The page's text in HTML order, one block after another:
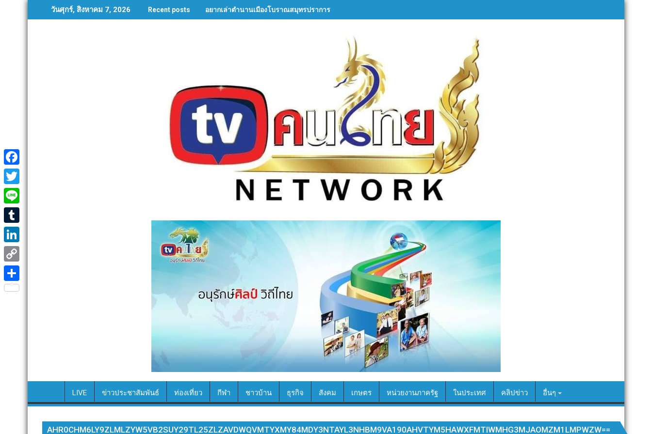
to
วันศุกร์, สิงหาคม 7, 2026 Recent posts อยากเล่าตำนานเมืองโบราณสมุทรปราการ
LIVE ข่าวประชาสัมพันธ์ ท่องเที่ยว กีฬา ชาวบ้าน ธุรกิจ สังคม เกษตร หน่วยงานภาครัฐ ในประเทศ คลิปข่าว อื่นๆ
AHR0CHM6LY9ZLMLZYW5VB2SUY29TL25ZLZAVDWQVMTYXMY84MDY3NTAYL3NHBM9VA190AHVTYM5HAWXFMTIWMHG3MJAOMZM1LMPWZW==
F
a
c
e
b
o
o
k
T
w
i
t
t
e
r
L
i
n
e
T
u
m
b
l
L
i
n
C
o
S